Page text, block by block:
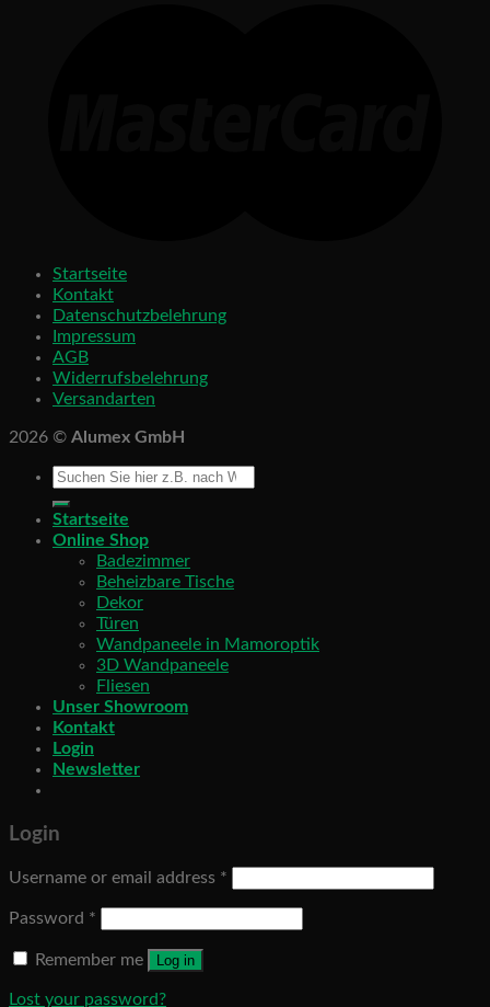
Startseite
Kontakt
Datenschutzbelehrung
Impressum
AGB
Widerrufsbelehrung
Versandarten
2026 © Alumex GmbH
Startseite
Online Shop
Badezimmer
Beheizbare Tische
Dekor
Türen
Wandpaneele in Mamoroptik
3D Wandpaneele
Fliesen
Unser Showroom
Kontakt
Login
Newsletter
Login
Username or email address *
Password *
Remember me Log in
Lost your password?